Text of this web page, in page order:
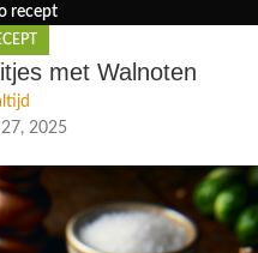
recept
met Walnoten
2025